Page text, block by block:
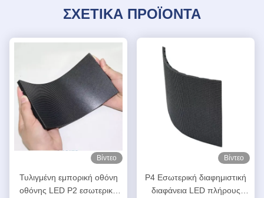
ΣΧΕΤΙΚΑ ΠΡΟΪΟΝΤΑ
Βίντεο
Τυλιγμένη εμπορική οθόνη
οθόνης LED P2 εσωτερική
Βίντεο
P4 Εσωτερική διαφημιστική
διαφάνεια LED πλήρους